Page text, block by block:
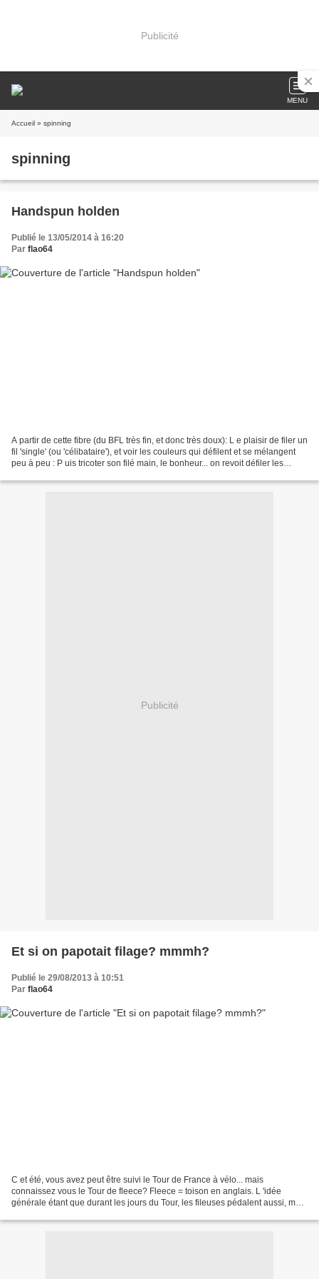
Publicité
MENU
Accueil » spinning
spinning
Handspun holden
Publié le 13/05/2014 à 16:20
Par flao64
A partir de cette fibre (du BFL très fin, et donc très doux): L e plaisir de filer un
fil 'single' (ou 'célibataire'), et voir les couleurs qui défilent et se mélangent
peu à peu : P uis tricoter son filé main, le bonheur... on revoit défiler les
Publicité
Et si on papotait filage? mmmh?
Publié le 29/08/2013 à 10:51
Par flao64
C et été, vous avez peut être suivi le Tour de France à vélo... mais
connaissez vous le Tour de fleece? Fleece = toison en anglais. L 'idée
générale étant que durant les jours du Tour, les fileuses pédalent aussi, mais